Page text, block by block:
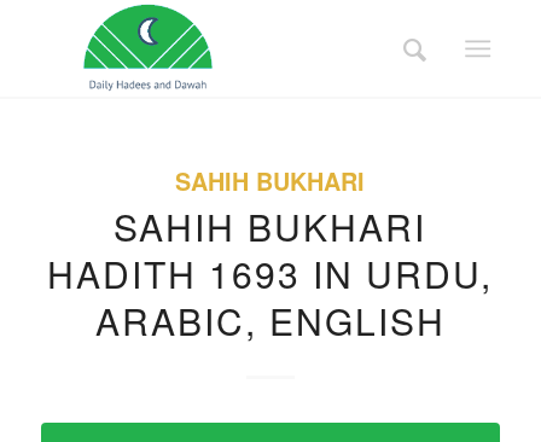
SAHIH BUKHARI
SAHIH BUKHARI
HADITH 1693 IN URDU,
ARABIC, ENGLISH